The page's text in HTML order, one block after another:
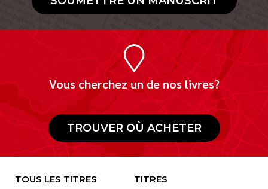
Vous cherchez un de nos livres?
TROUVER OÙ ACHETER
TOUS LES TITRES
TITRES